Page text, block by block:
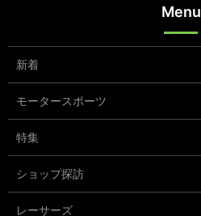
Menu
新着
モータースポーツ
特集
ショップ探訪
レーサーズ